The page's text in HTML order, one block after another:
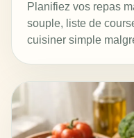
Planifiez vos repas
souple, liste de
cuisiner simple